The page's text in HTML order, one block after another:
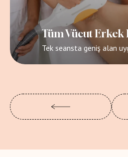
Tüm Vücut Erkek
Tek seansta geniş alan